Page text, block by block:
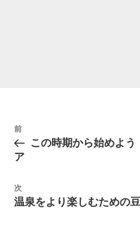
投
稿
ナ
ゲ
ー
前
の
投
前
この時期から始めよ
ア
次
の
次
温泉をより楽しむための